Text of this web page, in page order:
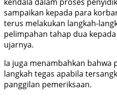
sampaikan kepada para
terus melakukan langkah-
pelimpahan tahap dua
ujarnya.
Ia juga menambahkan bahwa
langkah tegas apabila
panggilan pemeriksaan.